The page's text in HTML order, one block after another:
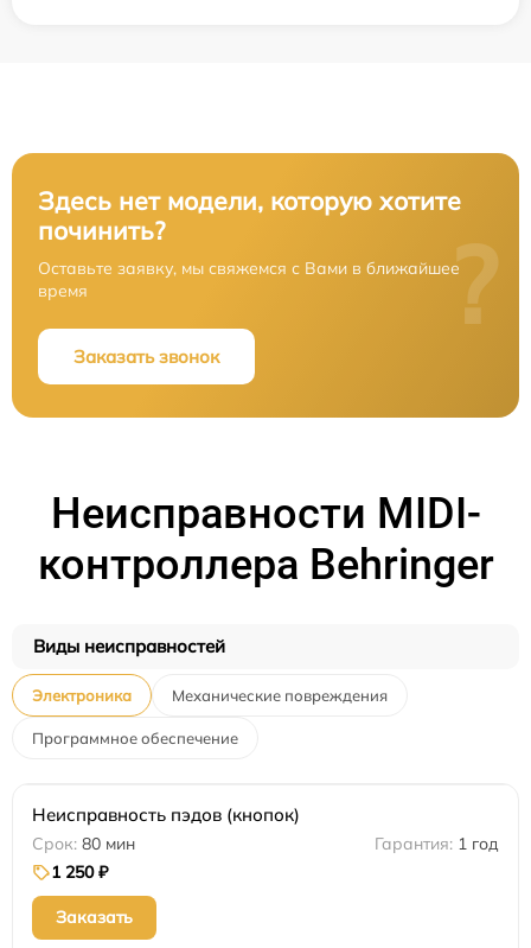
Здесь нет модели, которую хотите
починить?
Оставьте заявку, мы свяжемся с Вами в ближайшее
время
Заказать звонок
?
Неисправности MIDI-
контроллера Behringer
Виды неисправностей
Электроника Механические повреждения
Программное обеспечение
Неисправность пэдов (кнопок)
80 мин
1 год
1 250 ₽
Заказать